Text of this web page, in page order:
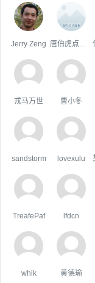
Jerry Zeng
戎马万世 曹小冬
sandstorm lovexulu
TreafePaf lfdcn
whik 黄德瑜